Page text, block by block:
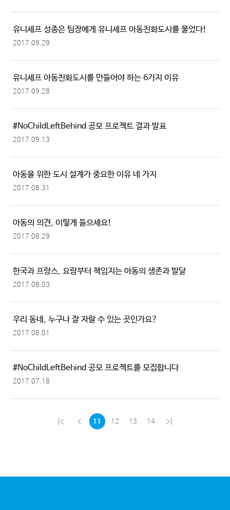
유니세프 성종은 팀장에게 유니세프 아동친화도시를 물었다!
2017.09.29
유니세프 아동친화도시를 만들어야 하는 6가지 이유
2017.09.28
#NoChildLeftBehind 공모 프로젝트 결과 발표
2017.09.13
아동을 위한 도시 설계가 중요한 이유 네 가지
2017.08.31
아동의 의견, 이렇게 들으세요!
2017.08.29
한국과 프랑스, 요람부터 책임지는 아동의 생존과 발달
2017.08.03
우리 동네, 누구나 잘 자랄 수 있는 곳인가요?
2017.08.01
#NoChildLeftBehind 공모 프로젝트를 모집합니다
2017.07.18
11 12 13 14